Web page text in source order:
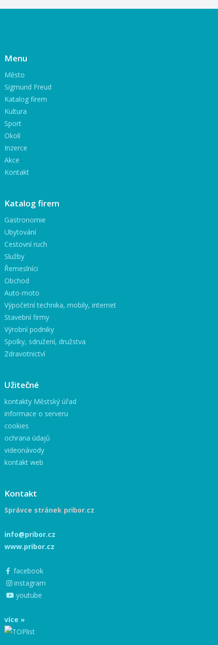
Menu
Město
Sigmund Freud
Katalog firem
Kultura
Sport
Okolí
Inzerce
Akce
Kontakt
Katalog firem
Gastronomie
Ubytování
Cestovní ruch
Služby
Řemeslníci
Obchod
Auto-moto
Výpočetní technika, mobily, internet
Stavební firmy
Výrobní podniky
Spolky, sdružení, družstva
Zdravotnictví
Užitečné
kontakty Městský úřad
informace o serveru
cookies
ochrana údajů
videonávody
kontakt web
Kontakt
Správce stránek pribor.cz
info@pribor.cz
www.pribor.cz
facebook
instagram
youtube
více »